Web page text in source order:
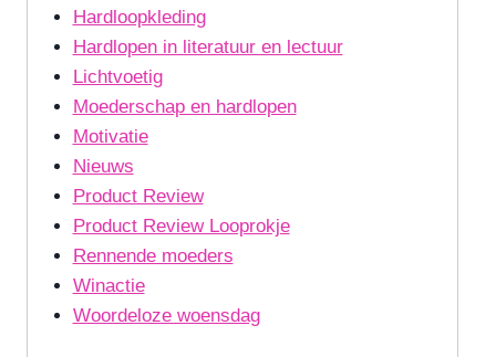
Hardloopkleding
Hardlopen in literatuur en lectuur
Lichtvoetig
Moederschap en hardlopen
Motivatie
Nieuws
Product Review
Product Review Looprokje
Rennende moeders
Winactie
Woordeloze woensdag